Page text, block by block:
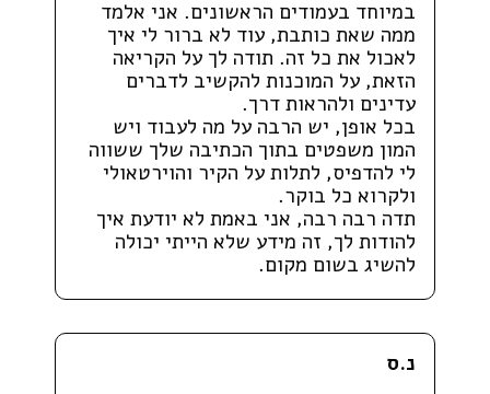
במיוחד בעמודים הראשונים. אני אלמד
ממה שאת כותבת, עוד לא ברור לי איך
לאכול את כל זה. תודה לך על הקריאה
הזאת, על המוכנות להקשיב לדברים
עדינים ולהראות דרך.
בכל אופן, יש הרבה על מה לעבוד ויש
המון משפטים בתוך הכתיבה שלך ששווה
לי להדפיס, לתלות על הקיר והוירטאולי
ולקרוא כל בוקר.
תדה רבה רבה, אני באמת לא יודעת איך
להודות לך, זה מידע שלא הייתי יכולה
להשיג בשום מקום.
נ.ס